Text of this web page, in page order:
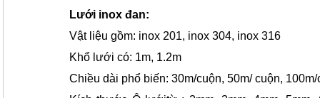
Lưới inox đan:
Vật liệu gồm: inox 201, inox 304, inox 316
Khổ lưới có: 1m, 1.2m
Chiều dài phổ biến: 30m/cuộn, 50m/ cuộn,